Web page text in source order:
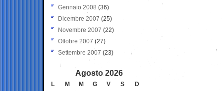
Gennaio 2008 (36)
Dicembre 2007 (25)
Novembre 2007 (22)
Ottobre 2007 (27)
Settembre 2007 (23)
Agosto 2026
L M M G V S
D